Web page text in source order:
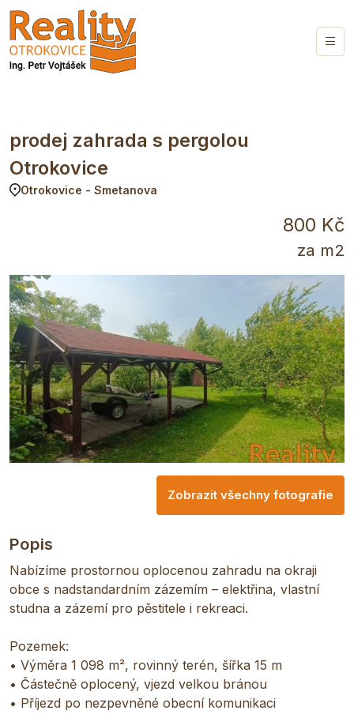
prodej zahrada s pergolou
Otrokovice
Otrokovice - Smetanova
800 Kč
za m2
Zobrazit všechny fotografie
Popis
Nabízíme prostornou oplocenou zahradu na okraji
obce s nadstandardním zázemím – elektřina, vlastní
studna a zázemí pro pěstitele i rekreaci.
Pozemek:
• Výměra 1 098 m², rovinný terén, šířka 15 m
• Částečně oplocený, vjezd velkou bránou
• Příjezd po nezpevněné obecní komunikaci